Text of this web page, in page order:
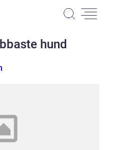
hund